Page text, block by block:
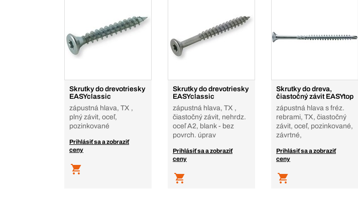
Skrutky do drevotriesky
EASYclassic
zápustná hlava, TX ,
plný závit, oceľ,
pozinkované
Prihlásiť sa a zobraziť
ceny
Skrutky do drevotriesky
EASYclassic
zápustná hlava, TX ,
čiastočný závit, nehrdz.
oceľ A2, blank - bez
povrch. úprav
Prihlásiť sa a zobraziť
ceny
Skrutky do dreva,
čiastočný závit EASYtop
zápustná hlava s fréz.
rebrami, TX, čiastočný
závit, oceľ, pozinkované,
závrtné,
Prihlásiť sa a zobraziť
ceny